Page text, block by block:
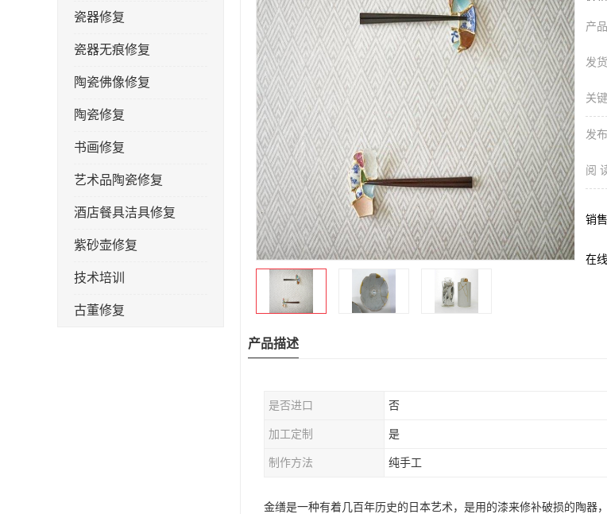
瓷器修复
瓷器无痕修复
陶瓷佛像修复
陶瓷修复
书画修复
艺术品陶瓷修复
酒店餐具洁具修复
紫砂壶修复
技术培训
古董修复
产
发
关
发
阅
销
在线
产品描述
是否进口 否
加工定制 是
制作方法 纯手工
金缮是一种有着几百年历史的日本艺术，是用的漆来修补破损的陶